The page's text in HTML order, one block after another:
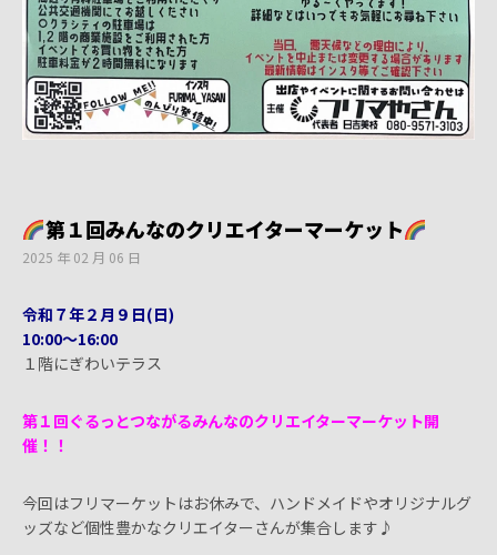
第１回みんなのクリエイターマーケット
2025 年 02 月 06 日
令和７年２月９日(日)
10:00〜16:00
１階にぎわいテラス
第１回ぐるっとつながるみんなのクリエイターマーケット開
催！！
今回はフリマーケットはお休みで、ハンドメイドやオリジナルグ
ッズなど個性豊かなクリエイターさんが集合します♪